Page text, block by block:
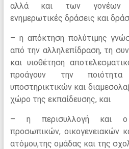
αλλά και των γονέων
ενημερωτικές δράσεις και
– η απόκτηση πολύτιμης
από την αλληλεπίδραση, τη
και υιοθέτηση
προάγουν την
υποστηρικτικών και
χώρο της εκπαίδευσης, και
– η περισυλλογή και ο
προσωπικών, οικογενειακών
ατόμου,της ομάδας και της